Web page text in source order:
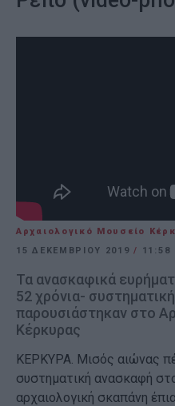
Αρχαιολογικό Μουσείο
15 ΔΕΚΕΜΒΡΊΟΥ 2019 / 11:58
Τα ανασκαφικά
52 χρόνια-
παρουσιάστηκαν στο
Κέρκυρας
ΚΕΡΚΥΡΑ. Μισός αιώνας
συστηματική ανασκαφή
αρχαιολογική σκαπάνη